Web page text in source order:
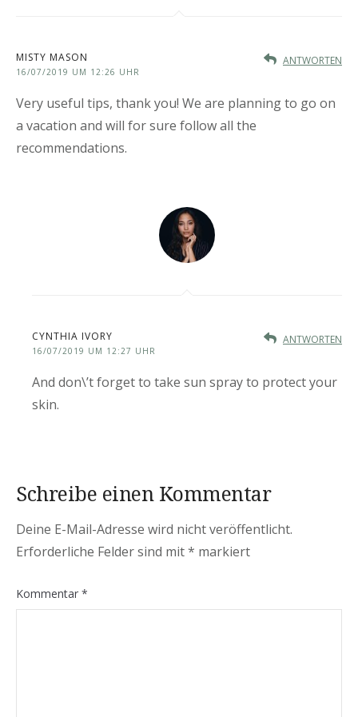
MISTY MASON
16/07/2019 UM 12:26 UHR
Very useful tips, thank you! We are planning to go on
a vacation and will for sure follow all the
recommendations.
ANTWORTEN
CYNTHIA IVORY
16/07/2019 UM 12:27 UHR
And don\’t forget to take sun spray to protect your
skin.
ANTWORTEN
Schreibe einen Kommentar
Deine E-Mail-Adresse wird nicht veröffentlicht.
Erforderliche Felder sind mit* markiert
Kommentar *